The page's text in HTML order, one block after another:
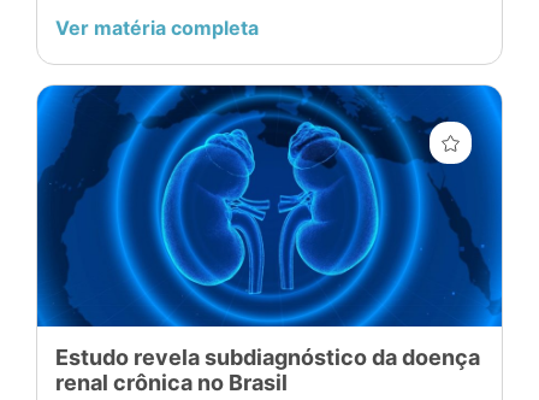
Ver matéria completa
Estudo revela subdiagnóstico da doença
renal crônica no Brasil